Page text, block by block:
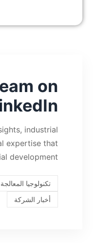
on
industrial
expertise that
development.
تكنولوجيا المعالجة
أخبار الشركة